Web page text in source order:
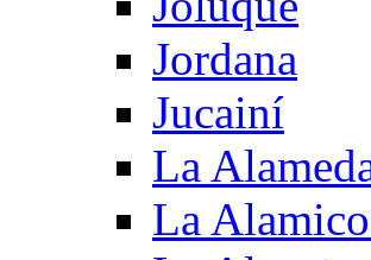
Jordana
Jucainí
La
La